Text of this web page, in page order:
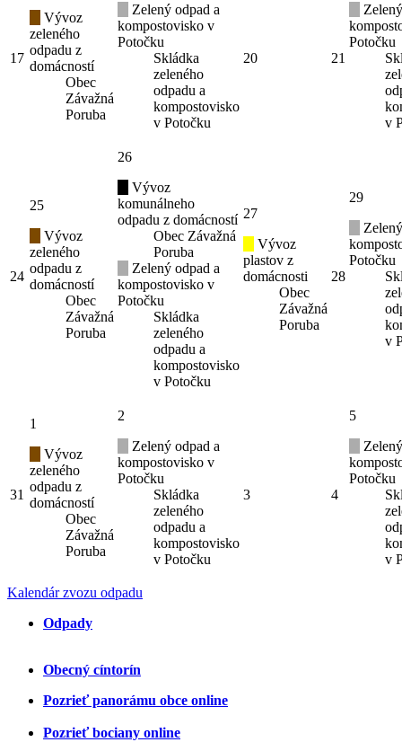
17
Vývoz
zeleného
odpadu z
domácností
Obec
Závažná
Poruba
Zelený odpad a
kompostovisko v
Potočku
Skládka
zeleného
odpadu a
kompostovisko
v Potočku
20 21
Potočku
v
24
25
Vývoz
zeleného
odpadu z
domácností
Obec
Závažná
Poruba
26
Vývoz
komunálneho
odpadu z domácností
Obec Závažná
Poruba
Zelený odpad a
kompostovisko v
Potočku
Skládka
zeleného
odpadu a
kompostovisko
v Potočku
27
Vývoz
plastov z
domácnosti
Obec
Závažná
Poruba
28
29
Potočku
v
31
1
Vývoz
zeleného
odpadu z
domácností
Obec
Závažná
Poruba
2
Zelený odpad a
kompostovisko v
Potočku
Skládka
zeleného
odpadu a
kompostovisko
v Potočku
3 4
5
Potočku
v
Kalendár zvozu odpadu
Odpady
Obecný cíntorín
Pozrieť panorámu obce online
Pozrieť bociany online